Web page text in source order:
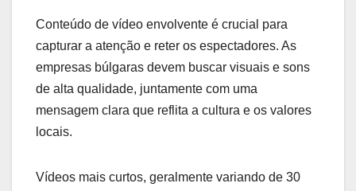
Conteúdo de vídeo envolvente é crucial para
capturar a atenção e reter os espectadores. As
empresas búlgaras devem buscar visuais e sons
de alta qualidade, juntamente com uma
mensagem clara que reflita a cultura e os valores
locais.
Vídeos mais curtos, geralmente variando de 30